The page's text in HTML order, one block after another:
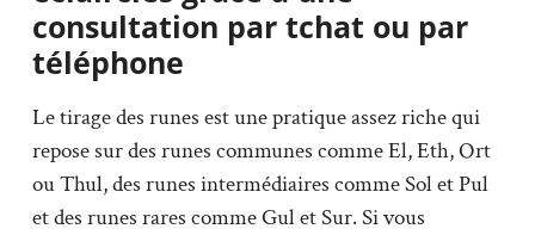
consultation par tchat ou par
téléphone
Le tirage des runes est une pratique assez riche qui
repose sur des runes communes comme El, Eth, Ort
ou Thul, des runes intermédiaires comme Sol et Pul
et des runes rares comme Gul et Sur. Si vous